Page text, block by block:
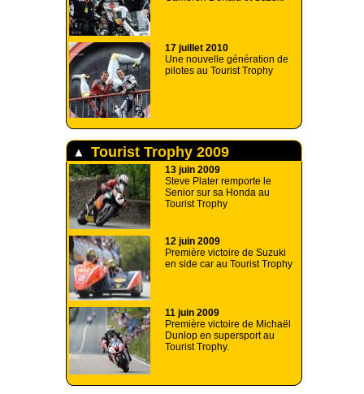
17 juillet 2010
Une nouvelle génération de
pilotes au Tourist Trophy
Tourist Trophy 2009
13 juin 2009
Steve Plater remporte le
Senior sur sa Honda au
Tourist Trophy
12 juin 2009
Première victoire de Suzuki
en side car au Tourist Trophy
11 juin 2009
Première victoire de Michaël
Dunlop en supersport au
Tourist Trophy.